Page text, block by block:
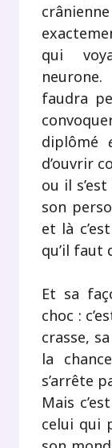
qui
faudra
diplômé
d’ouvrir
ou il
son
et là
qu’il faut
Et sa
choc :
crasse,
la
s’arrête
Mais
celui qui